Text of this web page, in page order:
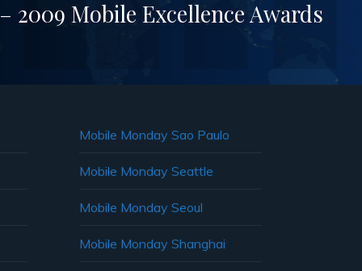
2009 Mobile Excellence Awards
Mobile Monday Sao Paulo
Mobile Monday Seattle
Mobile Monday Seoul
Mobile Monday Shanghai